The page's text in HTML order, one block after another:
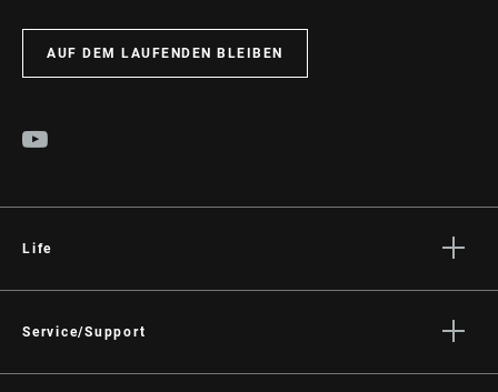
AUF DEM LAUFENDEN BLEIBEN
Life
Kultur
Service/Support